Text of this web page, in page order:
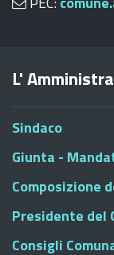
L'
Sindaco
Giunta -
Composizione
Presidente del
Consigli